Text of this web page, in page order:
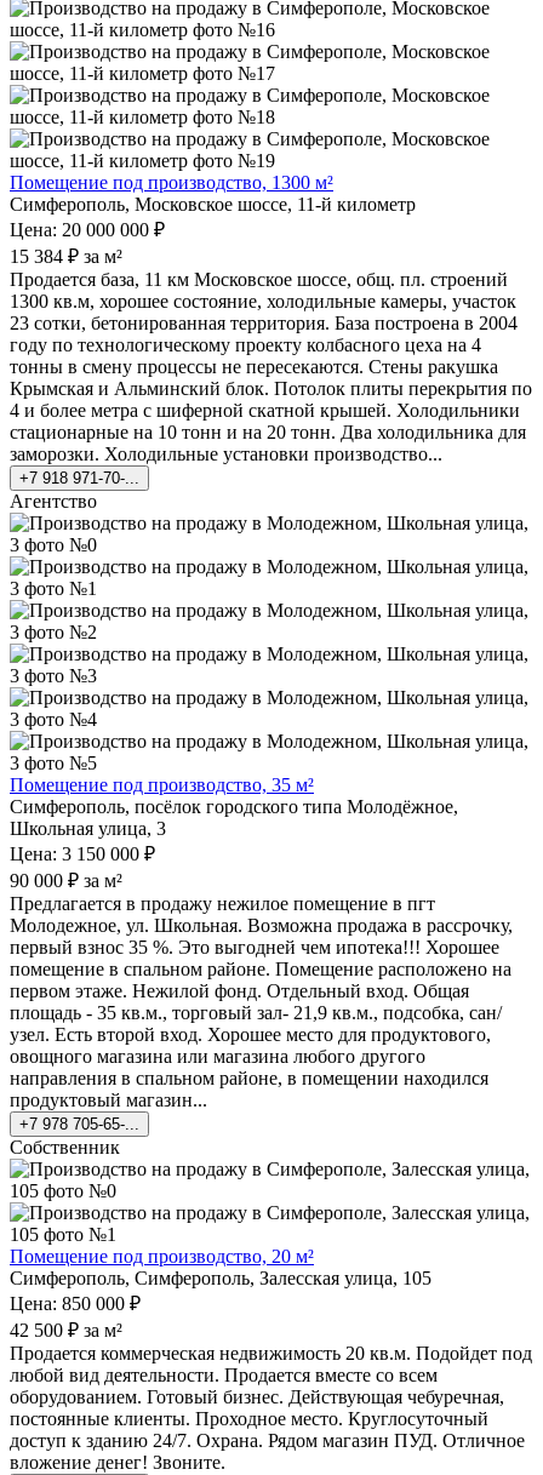
Помещение под производство, 1300 м²
Симферополь, Московское шоссе, 11-й километр
Цена: 20 000 000 ₽
15 384 ₽ за м²
Продается база, 11 км Московское шоссе, общ. пл. строений
1300 кв.м, хорошее состояние, холодильные камеры, участок
23 сотки, бетонированная территория. База построена в 2004
году по технологическому проекту колбасного цеха на 4
тонны в смену процессы не пересекаются. Стены ракушка
Крымская и Альминский блок. Потолок плиты перекрытия по
4 и более метра с шиферной скатной крышей. Холодильники
стационарные на 10 тонн и на 20 тонн. Два холодильника для
заморозки. Холодильные установки производство...
+7 918 971-70-...
Агентство
Помещение под производство, 35 м²
Симферополь, посёлок городского типа Молодёжное,
Школьная улица, 3
Цена: 3 150 000 ₽
90 000 ₽ за м²
Предлагается в продажу нежилое помещение в пгт
Молодежное, ул. Школьная. Возможна продажа в рассрочку,
первый взнос 35 %. Это выгодней чем ипотека!!! Хорошее
помещение в спальном районе. Помещение расположено на
первом этаже. Нежилой фонд. Отдельный вход. Общая
площадь - 35 кв.м., торговый зал- 21,9 кв.м., подсобка, сан/
узел. Есть второй вход. Хорошее место для продуктового,
овощного магазина или магазина любого другого
направления в спальном районе, в помещении находился
продуктовый магазин...
+7 978 705-65-...
Собственник
Помещение под производство, 20 м²
Симферополь, Симферополь, Залесская улица, 105
Цена: 850 000 ₽
42 500 ₽ за м²
Продается коммерческая недвижимость 20 кв.м. Подойдет под
любой вид деятельности. Продается вместе со всем
оборудованием. Готовый бизнес. Действующая чебуречная,
постоянные клиенты. Проходное место. Круглосуточный
доступ к зданию 24/7. Охрана. Рядом магазин ПУД. Отличное
вложение денег! Звоните.